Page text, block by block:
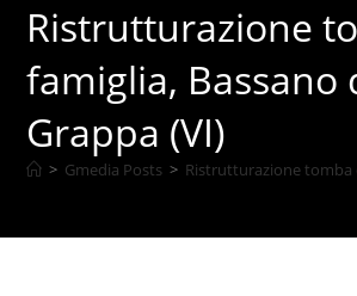
Ristrutturazione
famiglia, Bassano
Grappa (VI)
> Gmedia Posts > Ristrutturazione tomba